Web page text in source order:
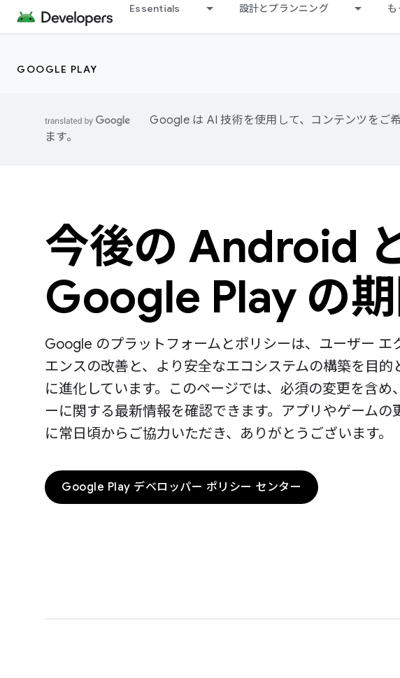
Essentials 設計とプランニング も
GOOGLE PLAY
Google は AI 技術を使用して、コンテンツをご
ます。
今後の Android
Google Play の
Google のプラットフォームとポリシーは、ユーザー エ
エンスの改善と、より安全なエコシステムの構築を目的
に進化しています。このページでは、必須の変更を含め
ーに関する最新情報を確認できます。アプリやゲームの
に常日頃からご協力いただき、ありがとうございます。
Google Play デベロッパー ポリシー センター